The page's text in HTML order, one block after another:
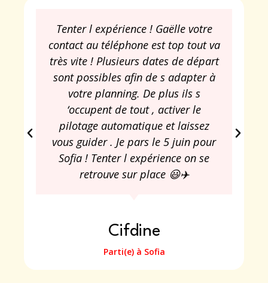
Tenter l expérience ! Gaëlle votre
contact au téléphone est top tout va
très vite ! Plusieurs dates de départ
sont possibles afin de s adapter à
votre planning. De plus ils s
‘occupent de tout , activer le
pilotage automatique et laissez
vous guider . Je pars le 5 juin pour
Sofia ! Tenter l expérience on se
retrouve sur place 😃✈️
Cifdine
Parti(e) à Sofia